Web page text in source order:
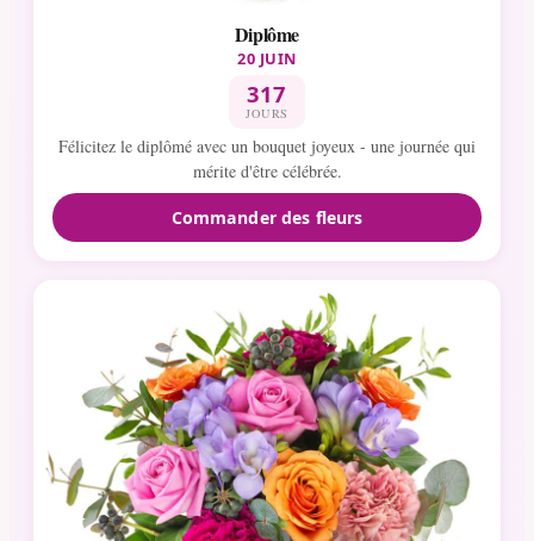
Diplôme
20 JUIN
317
JOURS
Félicitez le diplômé avec un bouquet joyeux - une journée qui
mérite d'être célébrée.
Commander des fleurs